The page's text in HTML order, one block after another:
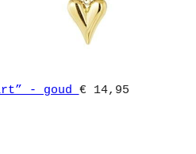
- goud € 14,95